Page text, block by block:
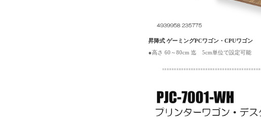
昇降式 ゲーミングPCワゴン・CPUワゴン
●高さ 60～80cm 迄 5cm単位で設定可能